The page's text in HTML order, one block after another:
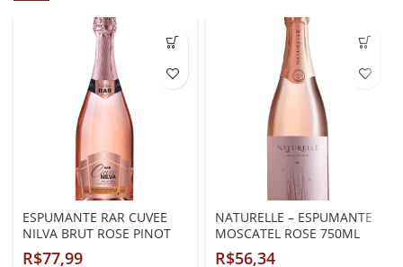
ESPUMANTE RAR CUVEE
NILVA BRUT ROSE PINOT
NOIR
R$
NATURELLE – ESPUMANTE
MOSCATEL ROSE 750ML
R$